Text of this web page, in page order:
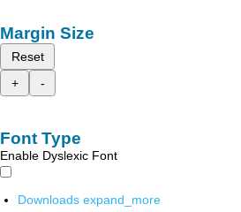
Margin Size
Reset
+
-
Font Type
Enable Dyslexic Font
Downloads expand_more